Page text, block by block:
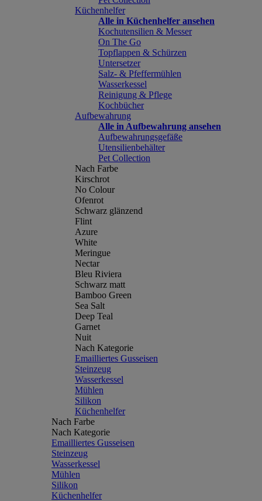
Küchenhelfer
Alle in Küchenhelfer ansehen
Kochutensilien & Messer
On The Go
Topflappen & Schürzen
Untersetzer
Salz- & Pfeffermühlen
Wasserkessel
Reinigung & Pflege
Kochbücher
Aufbewahrung
Alle in Aufbewahrung ansehen
Aufbewahrungsgefäße
Utensilienbehälter
Pet Collection
Nach Farbe
Kirschrot
No Colour
Ofenrot
Schwarz glänzend
Flint
Azure
White
Meringue
Nectar
Bleu Riviera
Schwarz matt
Bamboo Green
Sea Salt
Deep Teal
Garnet
Nuit
Nach Kategorie
Emailliertes Gusseisen
Steinzeug
Wasserkessel
Mühlen
Silikon
Küchenhelfer
Nach Farbe
Nach Kategorie
Emailliertes Gusseisen
Steinzeug
Wasserkessel
Mühlen
Silikon
Küchenhelfer